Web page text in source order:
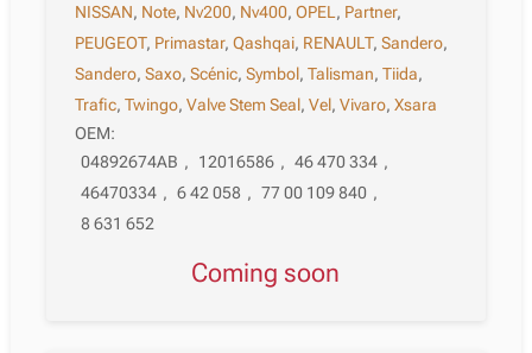
NISSAN, Note, Nv200, Nv400,OPEL , Partner,
PEUGEOT, Primastar,Qashqai, RENAULT,Sandero,
Sandero,Saxo,Scénic,Symbol,Talisman,Tiida,
Trafic,Twingo,Valve Stem Seal,Vel,Vivaro,Xsara
OEM:
04892674AB , 12016586 , 46 470 334 ,
46470334 , 6 42 058 , 77 00 109 840 ,
8 631 652
Coming soon